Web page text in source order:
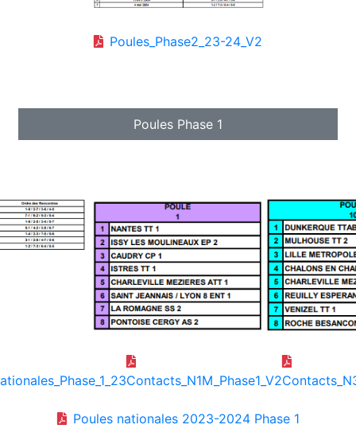
Poules_Phase2_23-24_V2
Poules Phase 1
Contacts_N1M_Phase1_V2
Poules nationales 2023-2024 Phase 1